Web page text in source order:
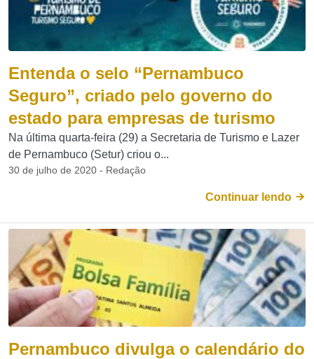
Entenda o selo “Pernambuco
Seguro”, criado pelo governo do
estado para empresas de turismo
Na última quarta-feira (29) a Secretaria de Turismo e Lazer
de Pernambuco (Setur) criou o...
30 de julho de 2020 - Redação
Continuar lendo
Pernambuco divulga o calendário do